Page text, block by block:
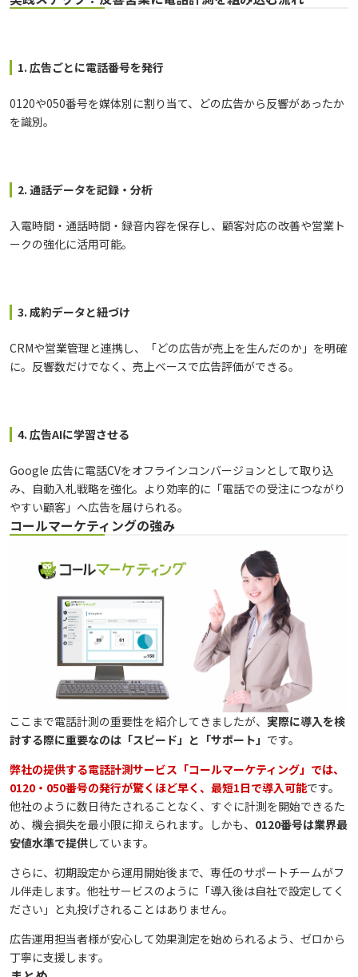
1. 広告ごとに電話番号を発行
0120や050番号を媒体別に割り当て、どの広告から反響があったか
を識別。
2. 通話データを記録・分析
入電時間・通話時間・録音内容を保存し、顧客対応の改善や営業ト
ークの強化に活用可能。
3. 成約データと紐づけ
CRMや営業管理と連携し、「どの広告が売上を生んだのか」を明確
に。反響数だけでなく、売上ベースで広告評価ができる。
4. 広告AIに学習させる
Google 広告に電話CVをオフラインコンバージョンとして取り込
み、自動入札戦略を強化。より効率的に「電話での受注につながり
やすい顧客」へ広告を届けられる。
コールマーケティングの強み
ここまで電話計測の重要性を紹介してきましたが、 実際に導入を検
討する際に重要なのは「スピード」と「サポート」 です。
弊社の提供する電話計測サービス「コールマーケティング」では、
0120・050番号の発行が驚くほど早く、最短1日で導入可能です。
他社のように数日待たされることなく、すぐに計測を開始できるた
め、機会損失を最小限に抑えられます。しかも、 0120番号は業界最
安値水準で提供しています。
さらに、初期設定から運用開始後まで、専任のサポートチームがフ
ル伴走します。他社サービスのように「導入後は自社で設定してく
ださい」と丸投げされることはありません。
広告運用担当者様が安心して効果測定を始められるよう、ゼロから
丁寧に支援します。